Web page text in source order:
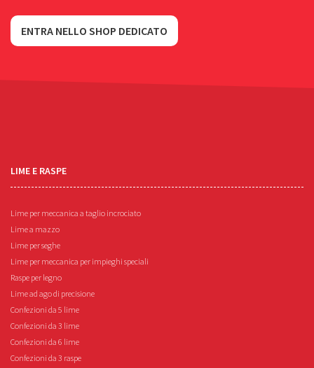
ENTRA NELLO SHOP DEDICATO
LIME E RASPE
Lime per meccanica a taglio incrociato
Lime a mazzo
Lime per seghe
Lime per meccanica per impieghi speciali
Raspe per legno
Lime ad ago di precisione
Confezioni da 5 lime
Confezioni da 3 lime
Confezioni da 6 lime
Confezioni da 3 raspe